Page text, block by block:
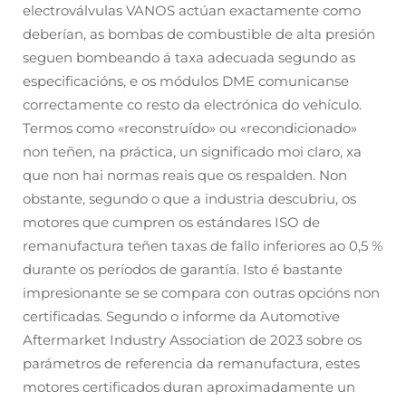
electroválvulas VANOS actúan exactamente como
deberían, as bombas de combustible de alta presión
seguen bombeando á taxa adecuada segundo as
especificacións, e os módulos DME comunicanse
correctamente co resto da electrónica do vehículo.
Termos como «reconstruído» ou «recondicionado»
non teñen, na práctica, un significado moi claro, xa
que non hai normas reais que os respalden. Non
obstante, segundo o que a industria descubriu, os
motores que cumpren os estándares ISO de
remanufactura teñen taxas de fallo inferiores ao 0,5 %
durante os períodos de garantía. Isto é bastante
impresionante se se compara con outras opcións non
certificadas. Segundo o informe da Automotive
Aftermarket Industry Association de 2023 sobre os
parámetros de referencia da remanufactura, estes
motores certificados duran aproximadamente un